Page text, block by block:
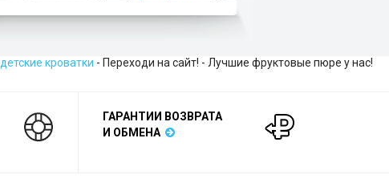
детские кроватки - Переходи на сайт! - Лучшие фруктовые пюре у нас!
ГАРАНТИИ ВОЗВРАТА
И ОБМЕНА